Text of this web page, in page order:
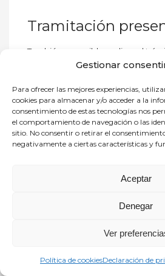
Gestionar
Para ofrecer las mejores experiencias,
cookies para almacenar y/o acceder a la
consentimiento de estas tecnologías nos
el comportamiento de navegación o las
sitio. No consentir o retirar el
negativamente a ciertas características y
Aceptar
Denegar
Ver
Política de cookiesDeclaración de
Tramitación
También es posible realizar el
Descargar e imprimir el
correspondiente.
Cumplimentarlo incluyendo
gestación en la
Solicitar cita previa en una
Comunidad de Madrid o en
Presentar el formulario junto